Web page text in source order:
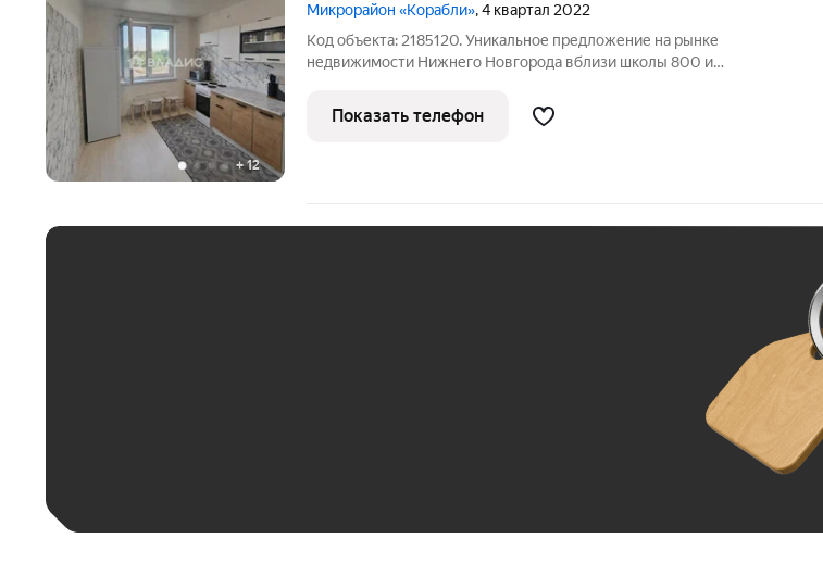
+12
Микрорайон «Корабли», 4 квартал 2022
Код объекта: 2185120. Уникальное предложение на рынке
недвижимости Нижнего Новгорода вблизи школы 800 и
обременений, без выбора альтернативы, готовы быстро выйти на
сделку. Светлая просторная 2
Показать телефон